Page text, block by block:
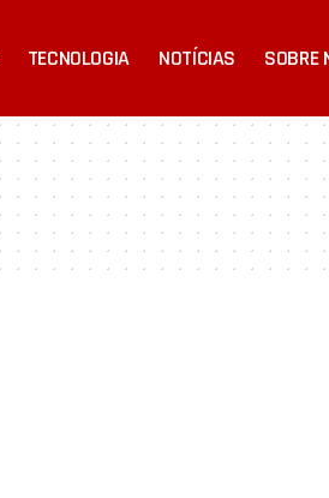
TECNOLOGIA NOTÍCIAS SOBRE